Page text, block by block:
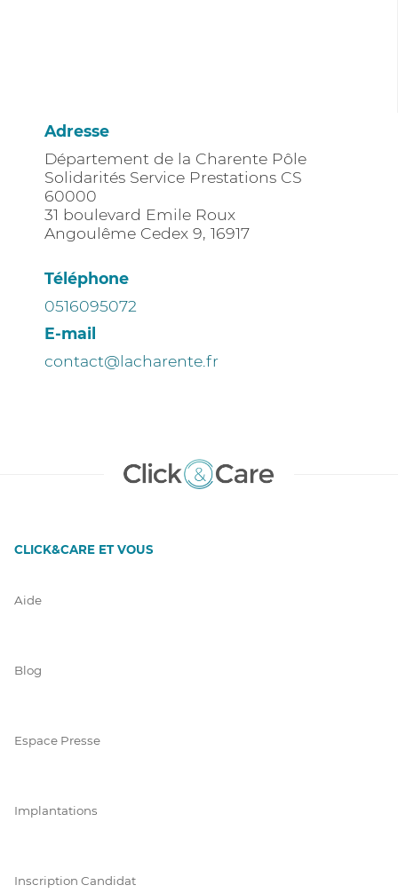
Adresse
Département de la Charente Pôle
Solidarités Service Prestations CS
60000
31 boulevard Emile Roux
Angoulême Cedex 9, 16917
Téléphone
0516095072
E-mail
contact@lacharente.fr
CLICK&CARE ET VOUS
Aide
Blog
Espace Presse
Implantations
Inscription Candidat